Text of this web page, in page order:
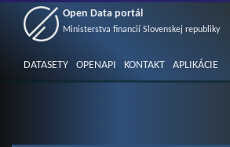
Open Data portál
Ministerstva financií Slovenskej republiky
DATASETY OPENAPI KONTAKT APLIKÁCIE